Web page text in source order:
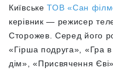
КиївськеТОВ «Сан
керівник — режисер
Сторожев. Серед його
«Гірша подруга», «Гра
дім», «Присвячення